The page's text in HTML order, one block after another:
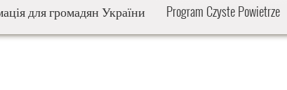
для громадян України Program Czyste Powietrze